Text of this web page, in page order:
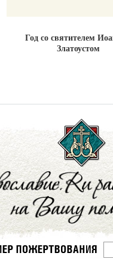
Год со святителем
Златоустом